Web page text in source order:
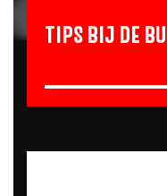
TIPS BIJ DE